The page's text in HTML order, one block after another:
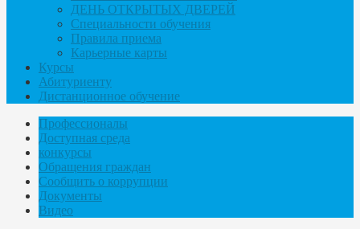
ДЕНЬ ОТКРЫТЫХ ДВЕРЕЙ
Специальности обучения
Правила приема
Карьерные карты
Курсы
Абитуриенту
Дистанционное обучение
Профессионалы
Доступная среда
конкурсы
Обращения граждан
Сообщить о коррупции
Документы
Видео